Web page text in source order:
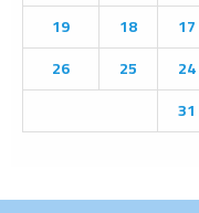
H
17
18
19
24
25
26
31